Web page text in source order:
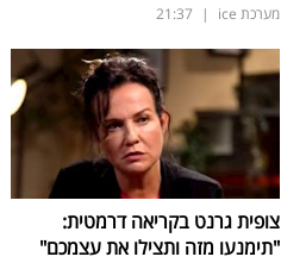
מערכת ice |
21:37
צופית גרנט בקריאה דרמטית:
"תימנעו מזה ותצילו את עצמכם"